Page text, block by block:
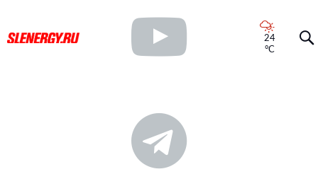
24
°C